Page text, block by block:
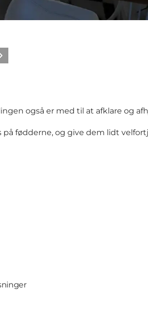
også er med til at afklare og
fødderne, og give dem lidt